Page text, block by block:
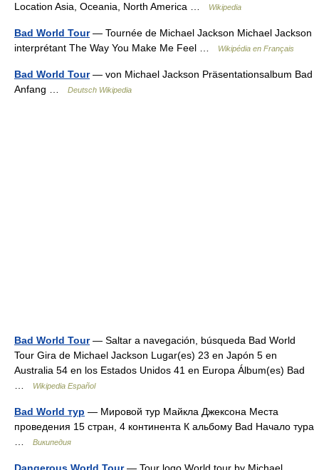
Location Asia, Oceania, North America …
Wikipedia
Bad World Tour— Tournée de Michael Jackson Michael Jackson
interprétant The Way You Make Me Feel …
Wikipédia en Français
Bad World Tour— von Michael Jackson Präsentationsalbum Bad
Anfang …
Deutsch Wikipedia
Bad World Tour— Saltar a navegación, búsqueda Bad World
Tour Gira de Michael Jackson Lugar(es) 23 en Japón 5 en
Australia 54 en los Estados Unidos 41 en Europa Álbum(es) Bad
…
Wikipedia Español
Bad World тур — Мировой тур Майкла Джексона Места
проведения 15 стран, 4 континента К альбому Bad Начало тура
…
Википедия